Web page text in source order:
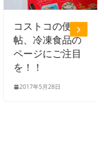
コストコの便利
帖、冷凍食品の
ページにご注目
を！！
2017年5月28日